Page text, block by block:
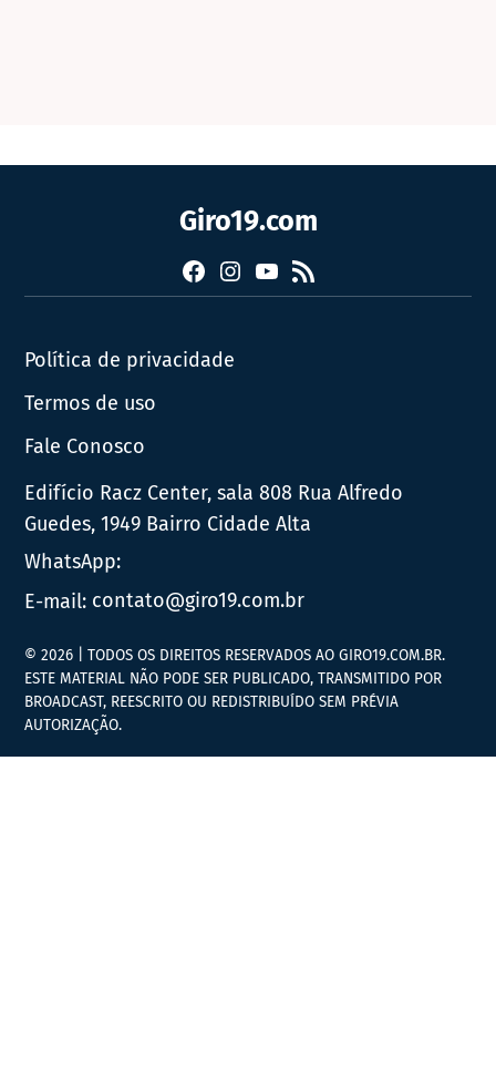
Giro19.com
FacebookInstagram
YouTube
RSS
Política de privacidade
Termos de uso
Fale Conosco
Edifício Racz Center, sala 808 Rua Alfredo
Guedes, 1949 Bairro Cidade Alta
WhatsApp:
E-mail: contato@giro19.com.br
© 2026 | TODOS OS DIREITOS RESERVADOS AO GIRO19.COM.BR.
ESTE MATERIAL NÃO PODE SER PUBLICADO, TRANSMITIDO POR
BROADCAST, REESCRITO OU REDISTRIBUÍDO SEM PRÉVIA
AUTORIZAÇÃO.